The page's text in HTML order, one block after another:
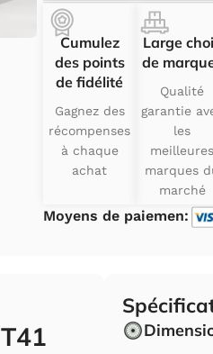
Cumulez
des points
de fidélité
Gagnez des
récompenses
à chaque
achat
Large
de
Qualité
garantie
les
meilleures
marques
marché
Moyens de paiemen: